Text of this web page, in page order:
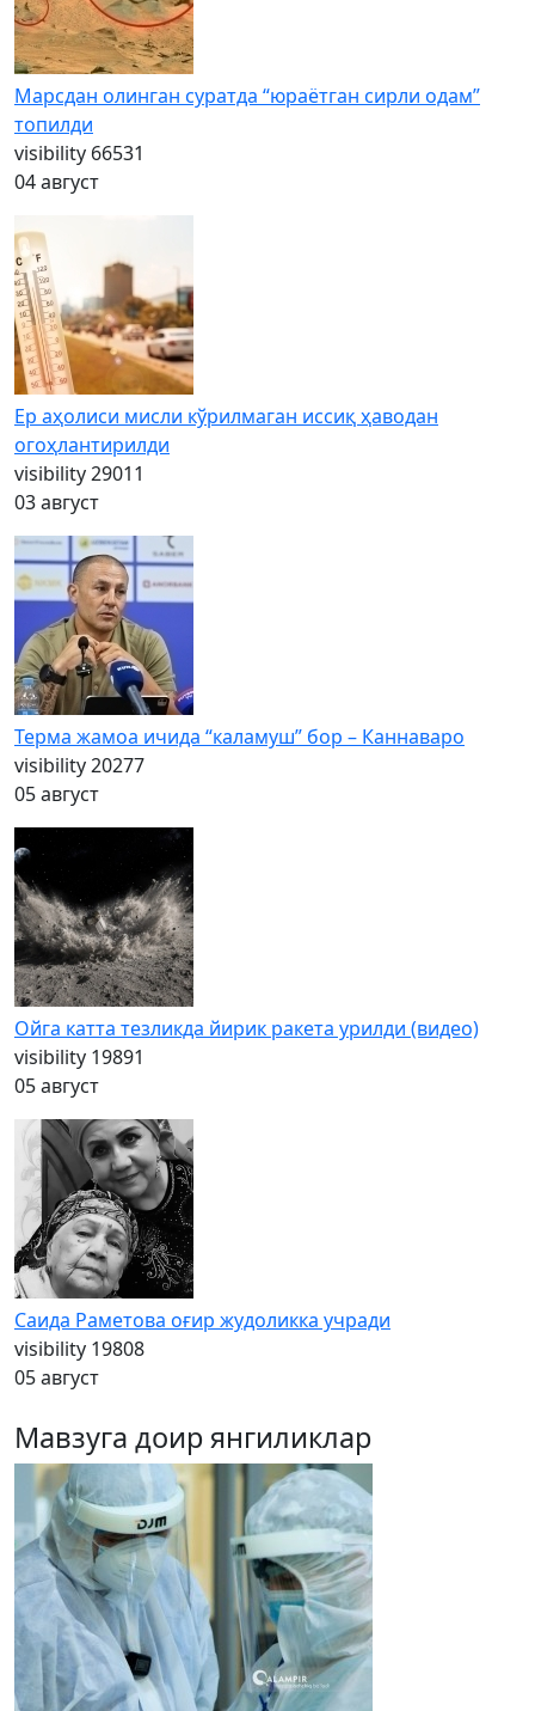
Марсдан олинган суратда “юраётган сирли одам”
топилди
visibility 66531
04 август
Ер аҳолиси мисли кўрилмаган иссиқ ҳаводан
огоҳлантирилди
visibility29011
03 август
Терма жамоа ичида “каламуш” бор – Каннаваро
visibility20277
05 август
Ойга катта тезликда йирик ракета урилди (видео)
visibility 19891
05 август
Саида Раметова оғир жудоликка учради
visibility 19808
05 август
Мавзуга доир янгиликлар